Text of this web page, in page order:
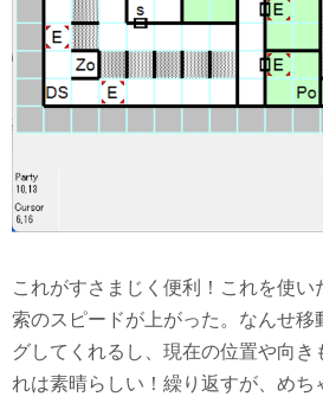
これがすさまじく便利！これを使い
索のスピードが上がった。なんせ移
グしてくれるし、現在の位置や向き
れは素晴らしい！繰り返すが、めち